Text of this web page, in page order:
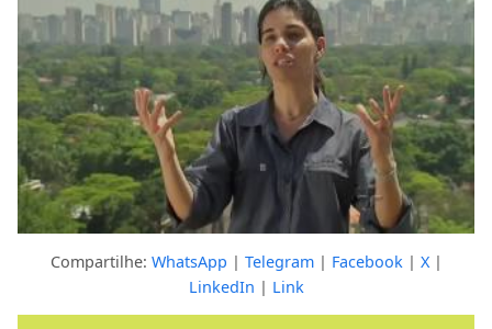
Clique para ver a resposta completa
Compartilhe: WhatsApp | Telegram| Facebook | X|
LinkedIn | Link